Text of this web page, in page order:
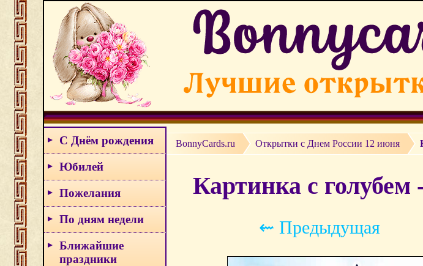
С Днём рождения
Юбилей
Пожелания
По дням недели
Ближайшие
праздники
BonnyCards.ru Открытки c Днем России 12 июня
Картинка с
⇜ Предыдущая